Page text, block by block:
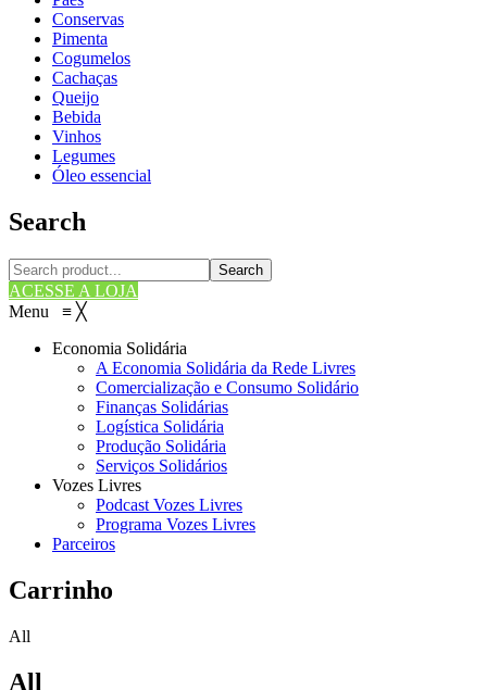
Conservas
Pimenta
Cogumelos
Cachaças
Queijo
Bebida
Vinhos
Legumes
Óleo essencial
Search
Search
ACESSE A LOJA
Menu ≡ ╳
Economia Solidária
A Economia Solidária da Rede Livres
Comercialização e Consumo Solidário
Finanças Solidárias
Logística Solidária
Produção Solidária
Serviços Solidários
Vozes Livres
Podcast Vozes Livres
Programa Vozes Livres
Parceiros
Carrinho
All
All